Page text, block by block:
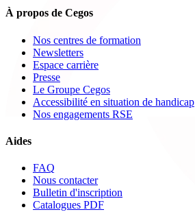
À propos de Cegos
Nos centres de formation
Newsletters
Espace carrière
Presse
Le Groupe Cegos
Accessibilité en situation de handicap
Nos engagements RSE
Aides
FAQ
Nous contacter
Bulletin d'inscription
Catalogues PDF